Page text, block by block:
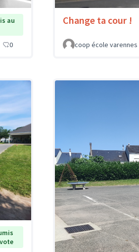
au
0
Change ta cour !
coop école varennes